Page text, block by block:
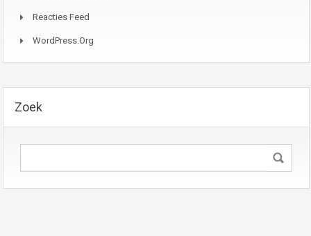
Reacties Feed
WordPress.org
Zoek